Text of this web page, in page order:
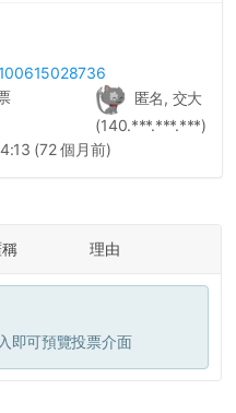
匿名, 交大
(140.***.***.***)
(72 個月前)
理由
即可預覽投票介面